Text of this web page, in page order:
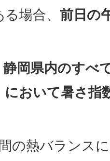
場合、 前日の
静岡県内のすべ
において暑さ指
の熱バランス